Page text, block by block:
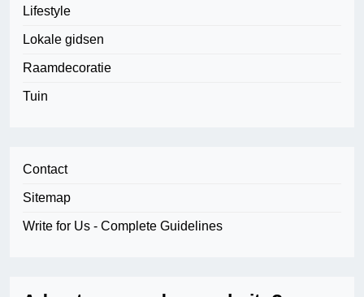
Lifestyle
Lokale gidsen
Raamdecoratie
Tuin
Contact
Sitemap
Write for Us - Complete Guidelines